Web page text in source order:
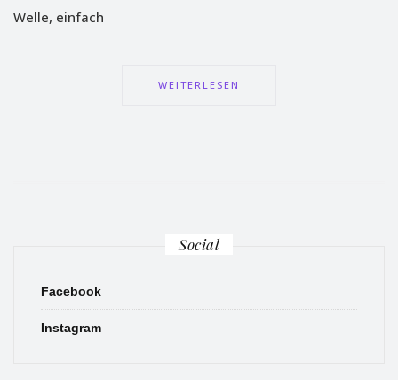
Welle, einfach
WEITERLESEN
Social
Facebook
Instagram